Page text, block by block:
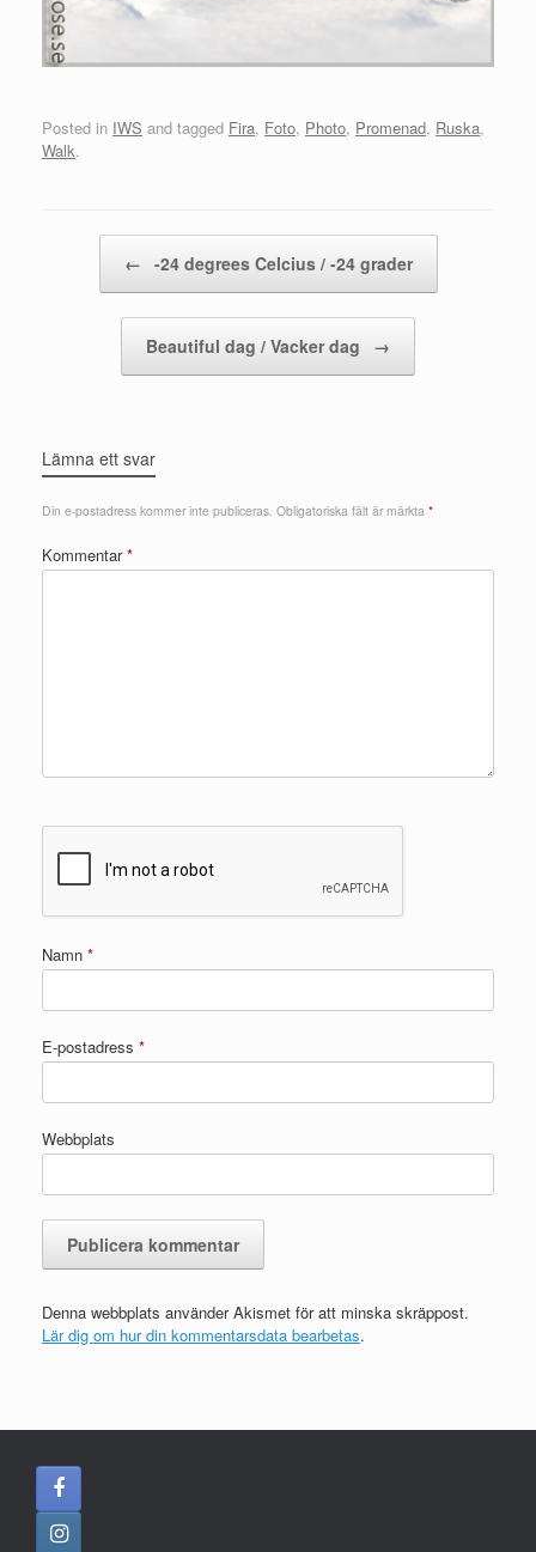
Posted in IWS and tagged Fira, Foto, Photo, Promenad, Ruska,
Walk.
← -24 degrees Celcius / -24 grader
Beautiful dag / Vacker dag →
Lämna ett svar
Din e-postadress kommer inte publiceras. Obligatoriska fält är märkta *
Kommentar*
Namn *
E-postadress *
Webbplats
Denna webbplats använder Akismet för att minska skräppost.
Lär dig om hur din kommentarsdata bearbetas.